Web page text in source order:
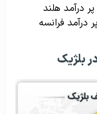
درآمد هلند
درآمد فرانسه
بلژیک